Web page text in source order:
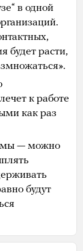
в одной
будет расти,
к работе
как раз
— можно
будут